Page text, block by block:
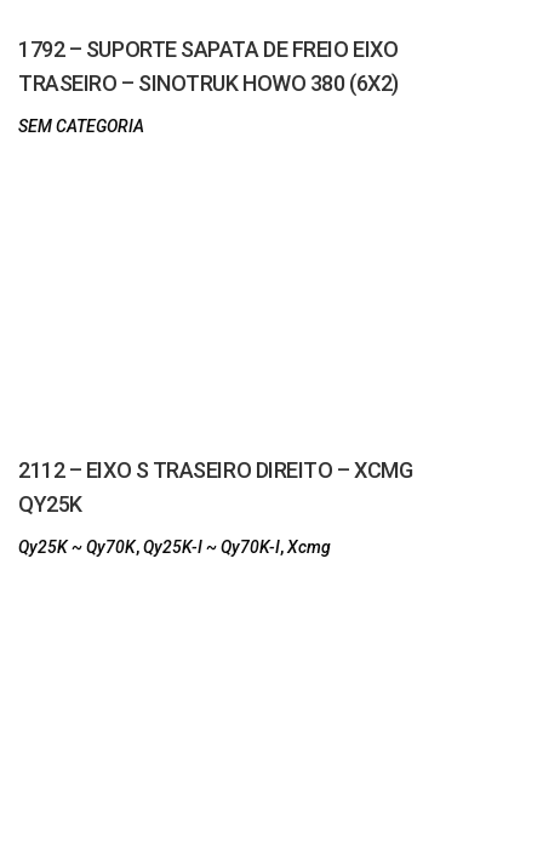
1792 – SUPORTE SAPATA DE FREIO EIXO
TRASEIRO – SINOTRUK HOWO 380 (6X2)
SEM CATEGORIA
2112 – EIXO S TRASEIRO DIREITO – XCMG
QY25K
Qy25K ~ Qy70K,Qy25K-I ~ Qy70K-I,Xcmg